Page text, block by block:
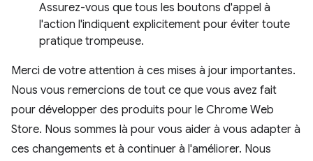
Assurez-vous que tous les boutons d'appel à
l'action l'indiquent explicitement pour éviter toute
pratique trompeuse.
Merci de votre attention à ces mises à jour importantes.
Nous vous remercions de tout ce que vous avez fait
pour développer des produits pour le Chrome Web
Store. Nous sommes là pour vous aider à vous adapter à
ces changements et à continuer à l'améliorer. Nous